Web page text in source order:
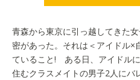
青森から東京に引っ越してきた
密があった。それは＜アイドル×
ていること! ある日、アイドル
住むクラスメイトの男子2人にバ